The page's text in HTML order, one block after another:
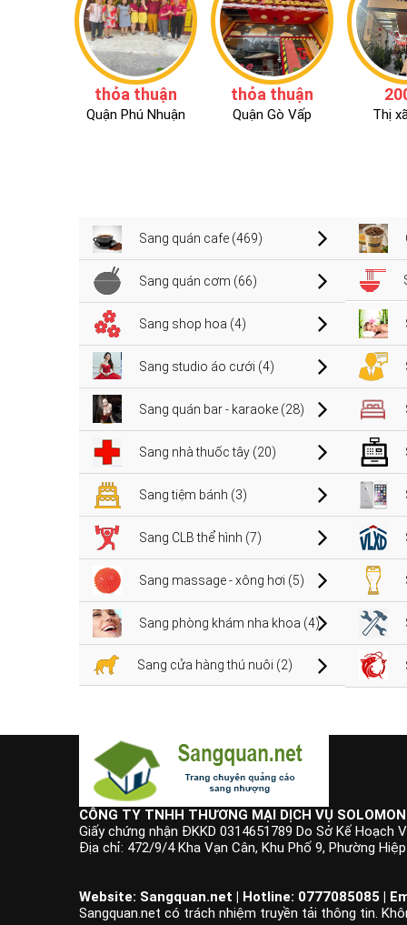
thỏa thuận
Quận Phú Nhuận
thỏa thuận
Quận Gò Vấp Thị
Sang quán cafe (469)
Sang quán cơm (66)
Sang shop hoa (4)
Sang studio áo cưới (4)
Sang quán bar - karaoke (28)
Sang nhà thuốc tây (20)
Sang tiệm bánh (3)
Sang CLB thể hình (7)
Sang massage - xông hơi (5)
Sang phòng khám nha khoa (4)
Sang cửa hàng thú nuôi (2)
CÔNG TY TNHH THƯƠNG MẠI DỊCH VỤ
Giấy chứng nhận ĐKKD 0314651789 Do Sở Kế Hoạch
Địa chỉ: 472/9/4 Kha Vạn Cân, Khu Phố 9, Phường
Website: Sangquan.net | Hotline: 0777085085 |
Sangquan.net có trách nhiệm truyền tải thông tin.